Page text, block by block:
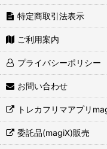
特定商取引法表示
ご利用案内
プライバシーポリシー
お問い合わせ
トレカフリマアプリ
委託品(magiX)販売